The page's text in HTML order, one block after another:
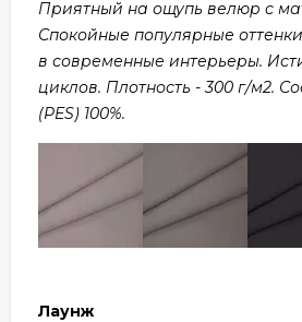
Приятный на ощупь велюр с
Спокойные популярные
в современные интерьеры.
циклов. Плотность - 300 г/м2.
(PES) 100%.
Лаунж